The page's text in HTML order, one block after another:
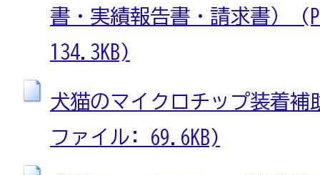
書・実績報告書・請求書）
134.3KB)
犬猫のマイクロチップ装着補
ファイル: 69.6KB)